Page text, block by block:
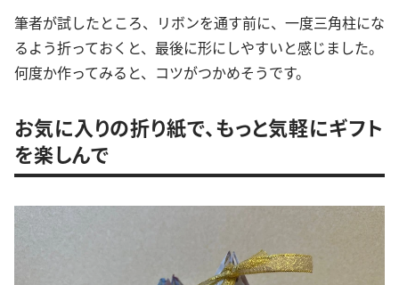
筆者が試したところ、リボンを通す前に、一度三角柱にな
るよう折っておくと、最後に形にしやすいと感じました。
何度か作ってみると、コツがつかめそうです。
お気に入りの折り紙で、もっと気軽にギフト
を楽しんで